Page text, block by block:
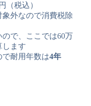
（税込）
外なので消費税除
で、ここでは60万
します
耐用年数は4年